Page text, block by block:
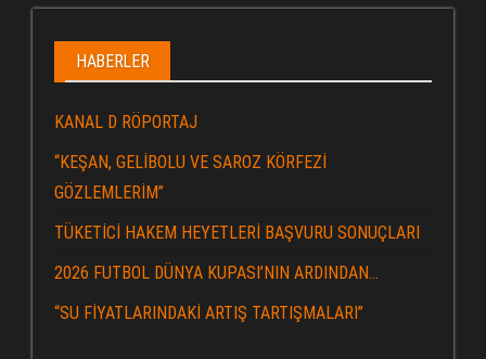
HABERLER
KANAL D RÖPORTAJ
“KEŞAN, GELİBOLU VE SAROZ KÖRFEZİ
GÖZLEMLERİM”
TÜKETİCİ HAKEM HEYETLERİ BAŞVURU SONUÇLARI
2026 FUTBOL DÜNYA KUPASI’NIN ARDINDAN…
“SU FİYATLARINDAKİ ARTIŞ TARTIŞMALARI”